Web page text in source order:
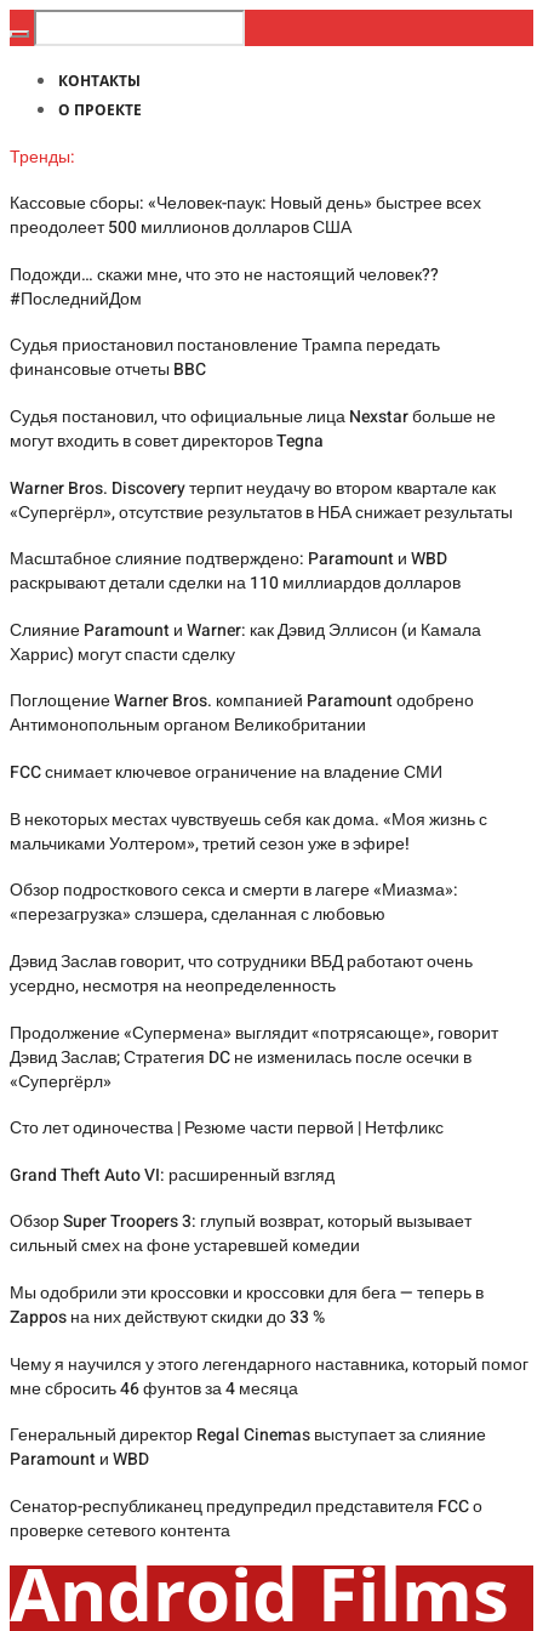
КОНТАКТЫ
О ПРОЕКТЕ
Тренды:
Кассовые сборы: «Человек-паук: Новый день» быстрее всех
преодолеет 500 миллионов долларов США
Подожди… скажи мне, что это не настоящий человек??
#ПоследнийДом
Судья приостановил постановление Трампа передать
финансовые отчеты BBC
Судья постановил, что официальные лица Nexstar больше не
могут входить в совет директоров Tegna
Warner Bros. Discovery терпит неудачу во втором квартале как
«Супергёрл», отсутствие результатов в НБА снижает результаты
Масштабное слияние подтверждено: Paramount и WBD
раскрывают детали сделки на 110 миллиардов долларов
Слияние Paramount и Warner: как Дэвид Эллисон (и Камала
Харрис) могут спасти сделку
Поглощение Warner Bros. компанией Paramount одобрено
Антимонопольным органом Великобритании
FCC снимает ключевое ограничение на владение СМИ
В некоторых местах чувствуешь себя как дома. «Моя жизнь с
мальчиками Уолтером», третий сезон уже в эфире!
Обзор подросткового секса и смерти в лагере «Миазма»:
«перезагрузка» слэшера, сделанная с любовью
Дэвид Заслав говорит, что сотрудники ВБД работают очень
усердно, несмотря на неопределенность
Продолжение «Супермена» выглядит «потрясающе», говорит
Дэвид Заслав; Стратегия DC не изменилась после осечки в
«Супергёрл»
Сто лет одиночества | Резюме части первой | Нетфликс
Grand Theft Auto VI: расширенный взгляд
Обзор Super Troopers 3: глупый возврат, который вызывает
сильный смех на фоне устаревшей комедии
Мы одобрили эти кроссовки и кроссовки для бега — теперь в
Zappos на них действуют скидки до 33 %
Чему я научился у этого легендарного наставника, который помог
мне сбросить 46 фунтов за 4 месяца
Генеральный директор Regal Cinemas выступает за слияние
Paramount и WBD
Сенатор-республиканец предупредил представителя FCC о
проверке сетевого контента
Android Films